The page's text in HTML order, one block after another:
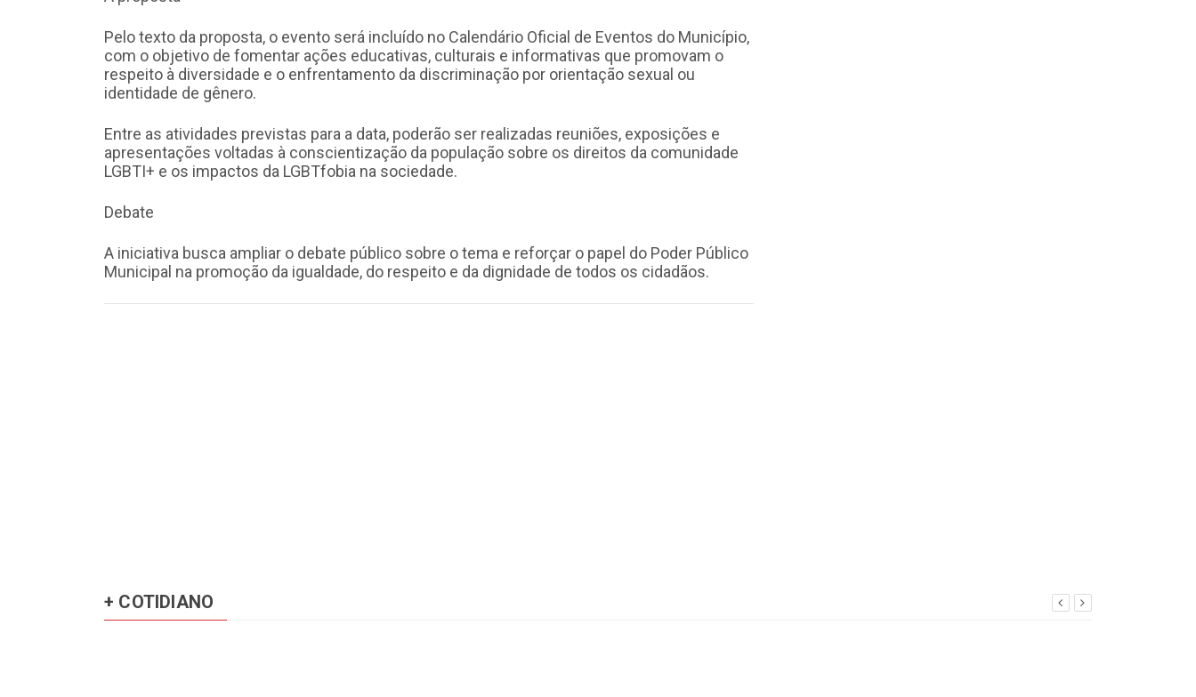
Pelo texto da proposta, o evento será incluído no Calendário Oficial de Eventos do Município,
com o objetivo de fomentar ações educativas, culturais e informativas que promovam o
respeito à diversidade e o enfrentamento da discriminação por orientação sexual ou
identidade de gênero.
Entre as atividades previstas para a data, poderão ser realizadas reuniões, exposições e
apresentações voltadas à conscientização da população sobre os direitos da comunidade
LGBTI+ e os impactos da LGBTfobia na sociedade.
Debate
A iniciativa busca ampliar o debate público sobre o tema e reforçar o papel do Poder Público
Municipal na promoção da igualdade, do respeito e da dignidade de todos os cidadãos.
+ COTIDIANO